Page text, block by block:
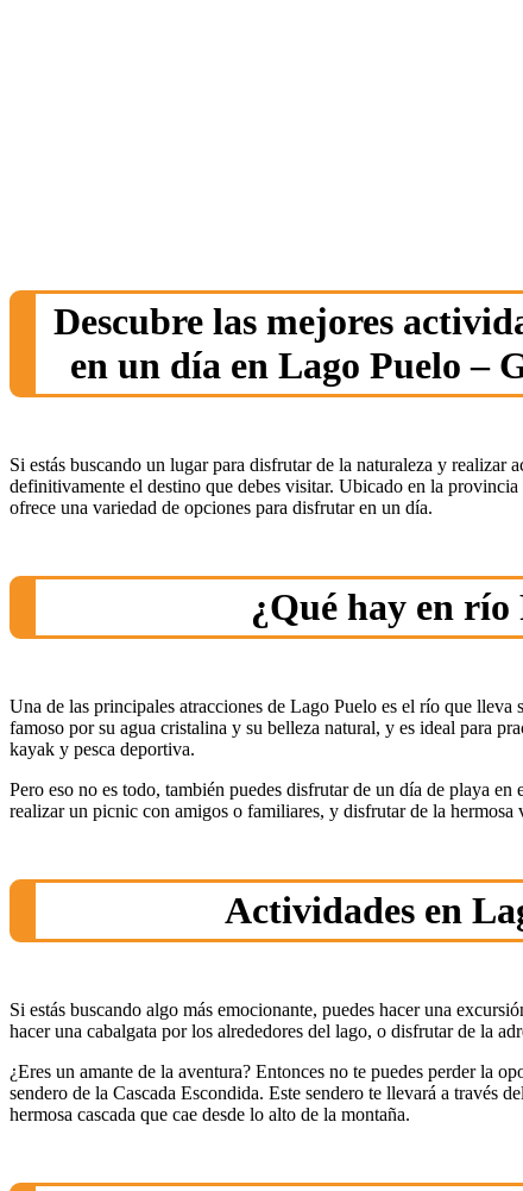
Descubre las mejores
en un día en Lago Puelo –
Si estás buscando un lugar para disfrutar de la naturaleza y realizar
definitivamente el destino que debes visitar. Ubicado en la
ofrece una variedad de opciones para disfrutar en un día.
¿Qué hay en río
Una de las principales atracciones de Lago Puelo es el río que
famoso por su agua cristalina y su belleza natural, y es ideal para
kayak y pesca deportiva.
Pero eso no es todo, también puedes disfrutar de un día de playa en
realizar un picnic con amigos o familiares, y disfrutar de la hermosa
Actividades en
Si estás buscando algo más emocionante, puedes hacer una
hacer una cabalgata por los alrededores del lago, o disfrutar de la
¿Eres un amante de la aventura? Entonces no te puedes perder la
sendero de la Cascada Escondida. Este sendero te llevará a través
hermosa cascada que cae desde lo alto de la montaña.